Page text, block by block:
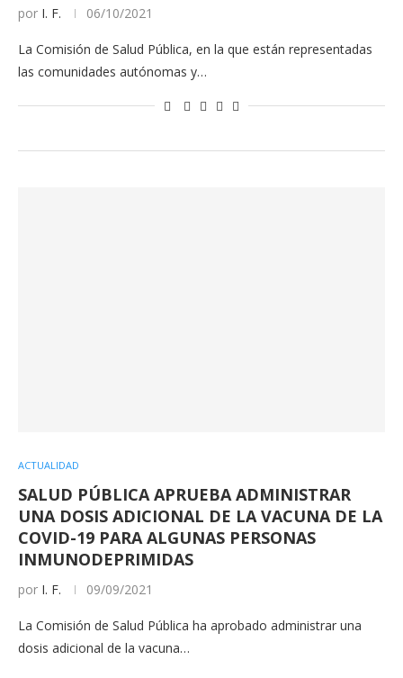
por I. F. 06/10/2021
La Comisión de Salud Pública, en la que están representadas
las comunidades autónomas y…
ACTUALIDAD
SALUD PÚBLICA APRUEBA ADMINISTRAR
UNA DOSIS ADICIONAL DE LA VACUNA DE LA
COVID-19 PARA ALGUNAS PERSONAS
INMUNODEPRIMIDAS
por I. F. 09/09/2021
La Comisión de Salud Pública ha aprobado administrar una
dosis adicional de la vacuna…